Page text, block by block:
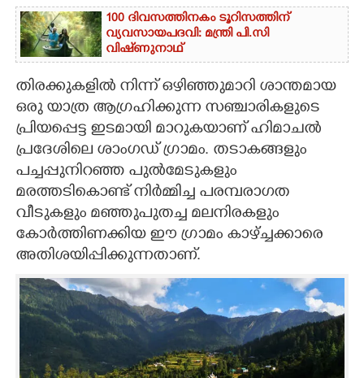
100 ദിവസത്തിനകം ടൂറിസത്തിന്
വ്യവസായപദവി: മന്ത്രി പി.സി
വിഷ്‌ണുനാഥ്
തിരക്കുകളിൽ നിന്ന് ഒഴിഞ്ഞുമാറി ശാന്തമായ
ഒരു യാത്ര ആഗ്രഹിക്കുന്ന സഞ്ചാരികളുടെ
പ്രിയപ്പെട്ട ഇടമായി മാറുകയാണ് ഹിമാചൽ
പ്രദേശിലെ ശാംഗഡ് ഗ്രാമം. തടാകങ്ങളും
പച്ചപ്പുനിറഞ്ഞ പുൽമേടുകളും
മരത്തടികൊണ്ട് നിർമ്മിച്ച പരമ്പരാഗത
വീടുകളും മഞ്ഞുപുതച്ച മലനിരകളും
കോർത്തിണക്കിയ ഈ ഗ്രാമം കാഴ്ച്ചക്കാരെ
അതിശയിപ്പിക്കുന്നതാണ്.